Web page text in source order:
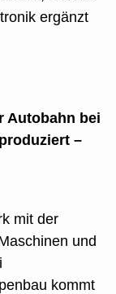
ergänzt
Autobahn bei
–
mit der
und
kommt